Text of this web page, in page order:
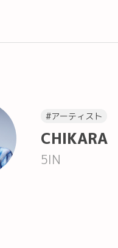
#アーティスト
CHIKARA
5IN